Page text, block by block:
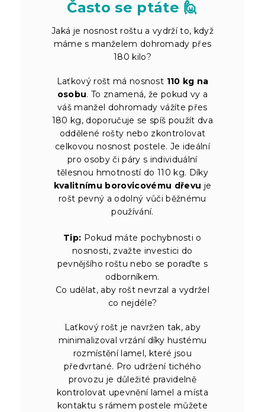
Často se ptáte 🙋
Jaká je nosnost roštu a vydrží to, když
máme s manželem dohromady přes
180 kilo?
Laťkový rošt má nosnost 110 kg na
osobu. To znamená, že pokud vy a
váš manžel dohromady vážíte přes
180 kg, doporučuje se spíš použít dva
oddělené rošty nebo zkontrolovat
celkovou nosnost postele. Je ideální
pro osoby či páry s individuální
tělesnou hmotností do 110 kg. Díky
kvalitnímu borovicovému dřevu je
rošt pevný a odolný vůči běžnému
používání.
Tip: Pokud máte pochybnosti o
nosnosti, zvažte investici do
pevnějšího roštu nebo se poraďte s
odborníkem.
Co udělat, aby rošt nevrzal a vydržel
co nejdéle?
Laťkový rošt je navržen tak, aby
minimalizoval vrzání díky hustému
rozmístění lamel, které jsou
předvrtané. Pro udržení tichého
provozu je důležité pravidelně
kontrolovat upevnění lamel a místa
kontaktu s rámem postele můžete